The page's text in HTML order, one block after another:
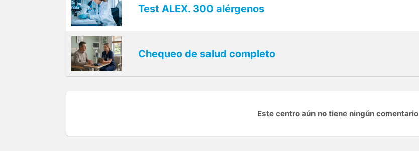
Test ALEX. 300 alérgenos
Chequeo de salud completo
Este centro aún no tiene ningún comentario